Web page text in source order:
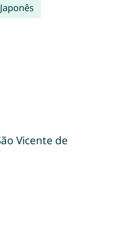
Japonês
Vicente de